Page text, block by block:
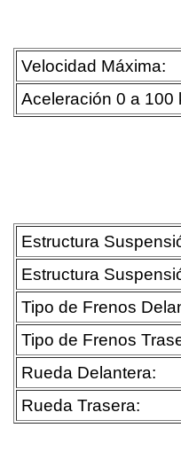
Velocidad Máxima:
Aceleración 0 a 100
Estructura
Estructura
Tipo de Frenos
Tipo de Frenos
Rueda Delantera:
Rueda Trasera: